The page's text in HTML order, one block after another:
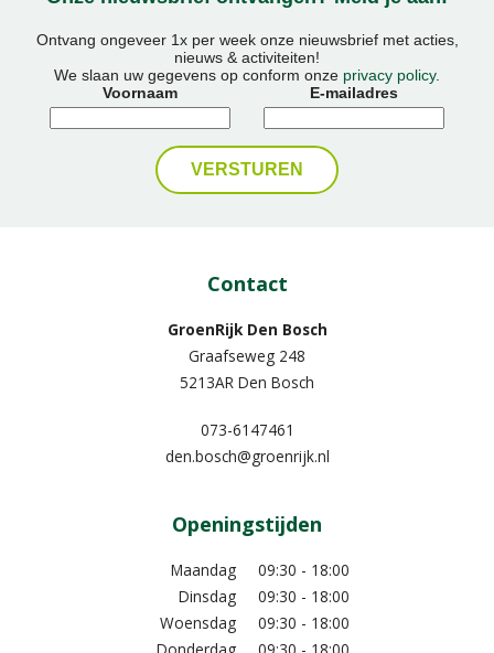
Ontvang ongeveer 1x per week onze nieuwsbrief met acties,
nieuws & activiteiten!
We slaan uw gegevens op conform onze privacy policy.
Voornaam
E-mailadres
Contact
GroenRijk Den Bosch
Graafseweg 248
5213AR Den Bosch
073-6147461
den.bosch@groenrijk.nl
Openingstijden
Maandag
09:30 - 18:00
Dinsdag
09:30 - 18:00
Woensdag
09:30 - 18:00
Donderdag
09:30 - 18:00